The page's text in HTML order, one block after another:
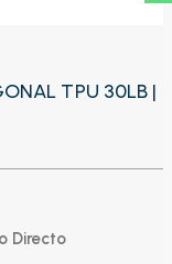
TPU 30LB |
Directo